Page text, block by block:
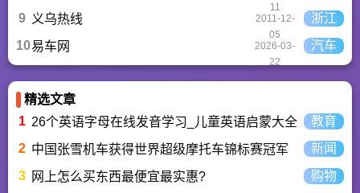
11
9 义乌热线
2011-12-
05
浙江
10易车网
2026-03-
22
汽车
精选文章
1 26个英语字母在线发音学习_儿童英语启蒙大全
教育
2 中国张雪机车获得世界超级摩托车锦标赛冠军
新闻
3
网上怎么买东西最便宜最实惠? 购物